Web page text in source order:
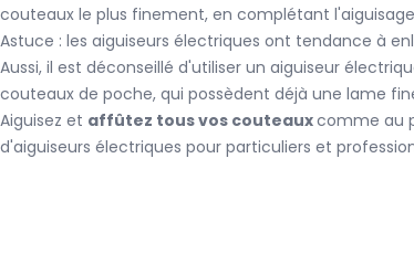
couteaux le plus finement, en complétant
Astuce : les aiguiseurs électriques ont tendance à
Aussi, il est déconseillé d'utiliser un aiguiseur
couteaux de poche, qui possèdent déjà une lame
Aiguisez et affûtez tous vos couteauxcomme au
d'aiguiseurs électriques pour particuliers et